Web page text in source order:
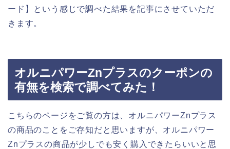
ード】という感じで調べた結果を記事にさせていただ
きます。
オルニパワーZnプラスのクーポンの
有無を検索で調べてみた！
こちらのページをご覧の方は、オルニパワーZnプラス
の商品のことをご存知だと思いますが、オルニパワー
Znプラスの商品が少しでも安く購入できたらいいと思